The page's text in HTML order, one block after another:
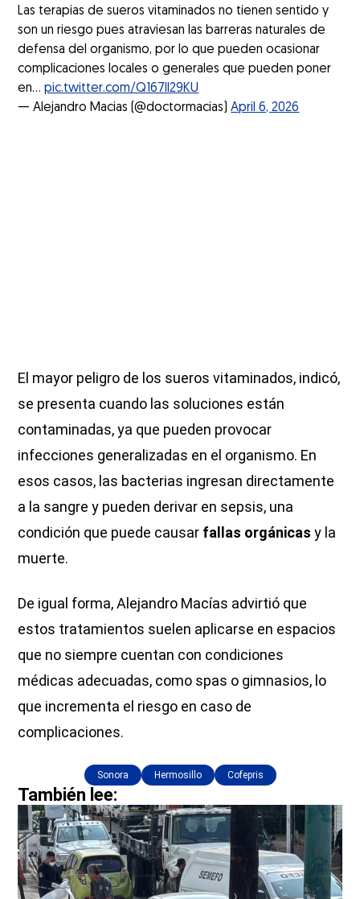
Las terapias de sueros vitaminados no tienen sentido y
son un riesgo pues atraviesan las barreras naturales de
defensa del organismo, por lo que pueden ocasionar
complicaciones locales o generales que pueden poner
en…pic.twitter.com/Q167Il29KU
— Alejandro Macias (@doctormacias)April 6, 2026
El mayor peligro de los sueros vitaminados, indicó,
se presenta cuando las soluciones están
contaminadas, ya que pueden provocar
infecciones generalizadas en el organismo. En
esos casos, las bacterias ingresan directamente
a la sangre y pueden derivar en sepsis, una
condición que puede causar fallas orgánicasy la
muerte.
De igual forma, Alejandro Macías advirtió que
estos tratamientos suelen aplicarse en espacios
que no siempre cuentan con condiciones
médicas adecuadas, como spas o gimnasios, lo
que incrementa el riesgo en caso de
complicaciones.
Sonora Hermosillo Cofepris
También lee: